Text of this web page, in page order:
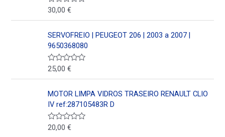
e
n
0
e
5
V
o
r
a
o
e
n
0
e
5
30,00€
SERVOFREIO | PEUGEOT 206 | 2003 a 2007 |
9650368080
V
o
r
a
o
e
n
25,00€
MOTOR LIMPA VIDROS TRASEIRO RENAULT CLIO
IV ref:287105483R D
V
20,00€